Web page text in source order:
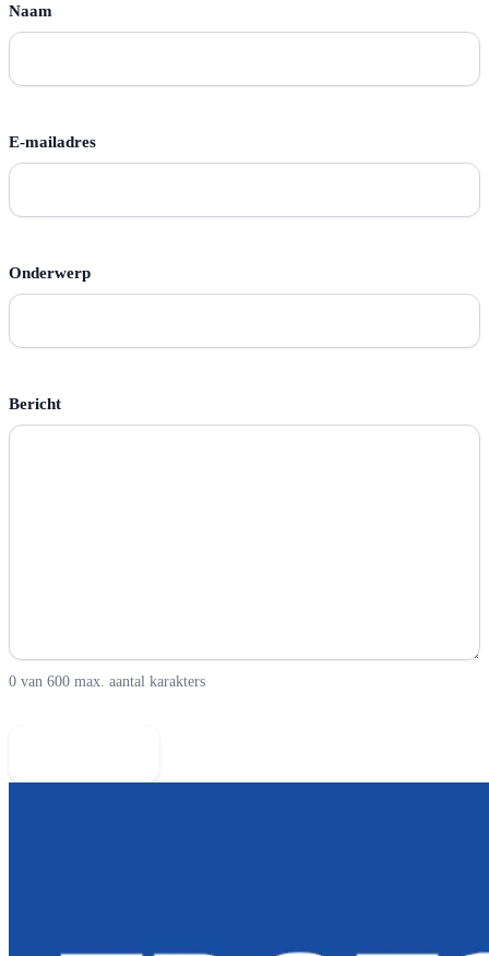
Naam
E-mailadres
Onderwerp
Bericht
0 van 600 max. aantal karakters